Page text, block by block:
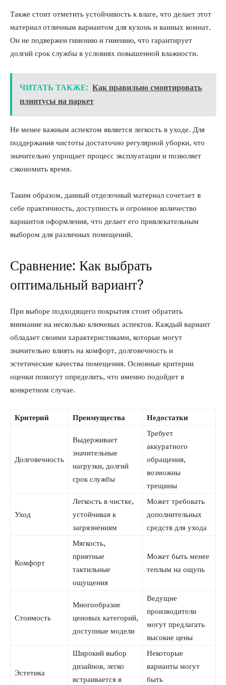
Также стоит отметить устойчивость к влаге, что делает этот
материал отличным вариантом для кухонь и ванных комнат.
Он не подвержен гниению и гниению, что гарантирует
долгий срок службы в условиях повышенной влажности.
ЧИТАТЬ ТАКЖЕ: Как правильно смонтировать
плинтусы на паркет
Не менее важным аспектом является легкость в уходе. Для
поддержания чистоты достаточно регулярной уборки, что
значительно упрощает процесс эксплуатации и позволяет
сэкономить время.
Таким образом, данный отделочный материал сочетает в
себе практичность, доступность и огромное количество
вариантов оформления, что делает его привлекательным
выбором для различных помещений.
Сравнение: Как выбрать
оптимальный вариант?
При выборе подходящего покрытия стоит обратить
внимание на несколько ключевых аспектов. Каждый вариант
обладает своими характеристиками, которые могут
значительно влиять на комфорт, долговечность и
эстетические качества помещения. Основные критерии
оценки помогут определить, что именно подойдет в
конкретном случае.
Критерий Преимущества Недостатки
Долговечность
Выдерживает
значительные
нагрузки, долгий
срок службы
Требует
аккуратного
обращения,
возможны
трещины
Уход
Легкость в чистке,
устойчивая к
загрязнениям
Может требовать
дополнительных
средств для ухода
Комфорт
Мягкость,
приятные
тактильные
ощущения
Может быть менее
теплым на ощупь
Стоимость
Многообразие
ценовых категорий,
доступные модели
Ведущие
производители
могут предлагать
высокие цены
Эстетика
Широкий выбор
дизайнов, легко
встраивается в
Некоторые
варианты могут
быть